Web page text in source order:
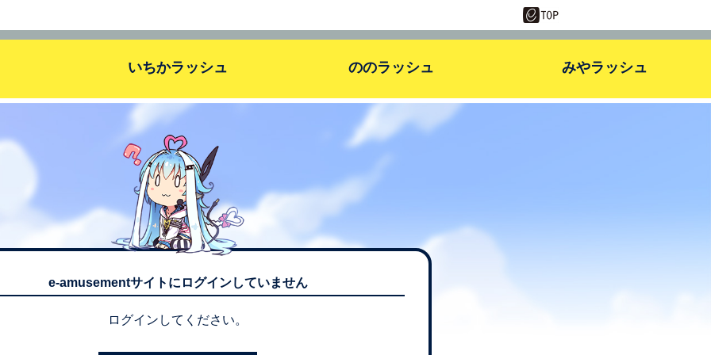
いちかラッシュ
基本の遊び方
アンロック状況
ののラッシュ
基本の遊び方
みやラッシュ
e-amusementサイトにログインしていません
ログインしてください。